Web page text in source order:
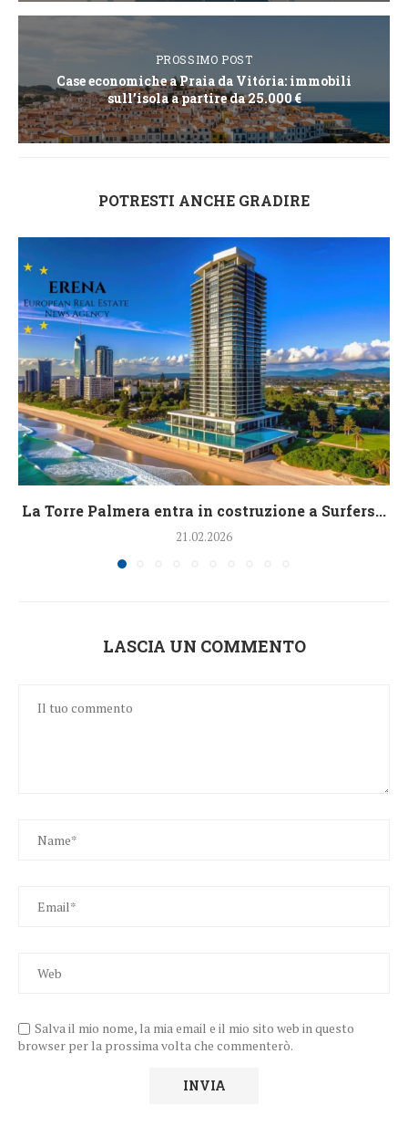
PROSSIMO POST
Case economiche a Praia da Vitória: immobili
sull’isola a partire da 25.000 €
POTRESTI ANCHE GRADIRE
La Torre Palmera entra in costruzione a Surfers...
21.02.2026
LASCIA UN COMMENTO
Salva il mio nome, la mia email e il mio sito web in questo
browser per la prossima volta che commenterò.